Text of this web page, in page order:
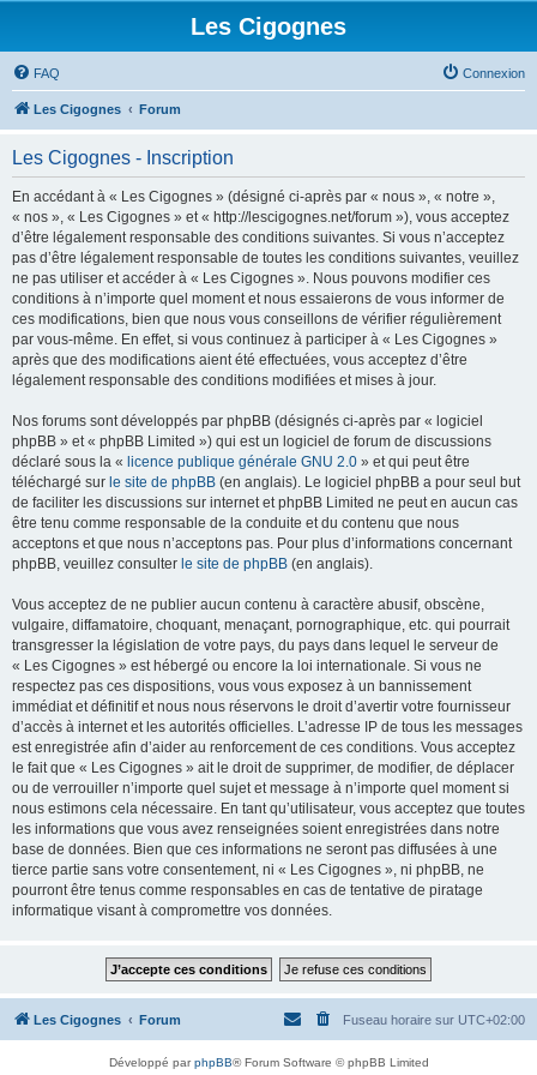
Les Cigognes
FAQ Connexion
Les Cigognes Forum
Les Cigognes - Inscription
En accédant à « Les Cigognes » (désigné ci-après par « nous », « notre »,
« nos », « Les Cigognes » et « http://lescigognes.net/forum »), vous acceptez
d’être légalement responsable des conditions suivantes. Si vous n’acceptez
pas d’être légalement responsable de toutes les conditions suivantes, veuillez
ne pas utiliser et accéder à « Les Cigognes ». Nous pouvons modifier ces
conditions à n’importe quel moment et nous essaierons de vous informer de
ces modifications, bien que nous vous conseillons de vérifier régulièrement
par vous-même. En effet, si vous continuez à participer à « Les Cigognes »
après que des modifications aient été effectuées, vous acceptez d’être
légalement responsable des conditions modifiées et mises à jour.
Nos forums sont développés par phpBB (désignés ci-après par « logiciel
phpBB » et « phpBB Limited ») qui est un logiciel de forum de discussions
déclaré sous la « licence publique générale GNU 2.0 » et qui peut être
téléchargé sur le site de phpBB (en anglais). Le logiciel phpBB a pour seul but
de faciliter les discussions sur internet et phpBB Limited ne peut en aucun cas
être tenu comme responsable de la conduite et du contenu que nous
acceptons et que nous n’acceptons pas. Pour plus d’informations concernant
phpBB, veuillez consulter le site de phpBB (en anglais).
Vous acceptez de ne publier aucun contenu à caractère abusif, obscène,
vulgaire, diffamatoire, choquant, menaçant, pornographique, etc. qui pourrait
transgresser la législation de votre pays, du pays dans lequel le serveur de
« Les Cigognes » est hébergé ou encore la loi internationale. Si vous ne
respectez pas ces dispositions, vous vous exposez à un bannissement
immédiat et définitif et nous nous réservons le droit d’avertir votre fournisseur
d’accès à internet et les autorités officielles. L’adresse IP de tous les messages
est enregistrée afin d’aider au renforcement de ces conditions. Vous acceptez
le fait que « Les Cigognes » ait le droit de supprimer, de modifier, de déplacer
ou de verrouiller n’importe quel sujet et message à n’importe quel moment si
nous estimons cela nécessaire. En tant qu’utilisateur, vous acceptez que toutes
les informations que vous avez renseignées soient enregistrées dans notre
base de données. Bien que ces informations ne seront pas diffusées à une
tierce partie sans votre consentement, ni « Les Cigognes », ni phpBB, ne
pourront être tenus comme responsables en cas de tentative de piratage
informatique visant à compromettre vos données.
Les Cigognes Forum Fuseau horaire sur UTC+02:00
Développé parphpBB® Forum Software © phpBB Limited